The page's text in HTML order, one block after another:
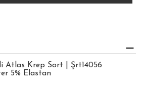
Atlas Krep Sort | Şrt14056
5% Elastan